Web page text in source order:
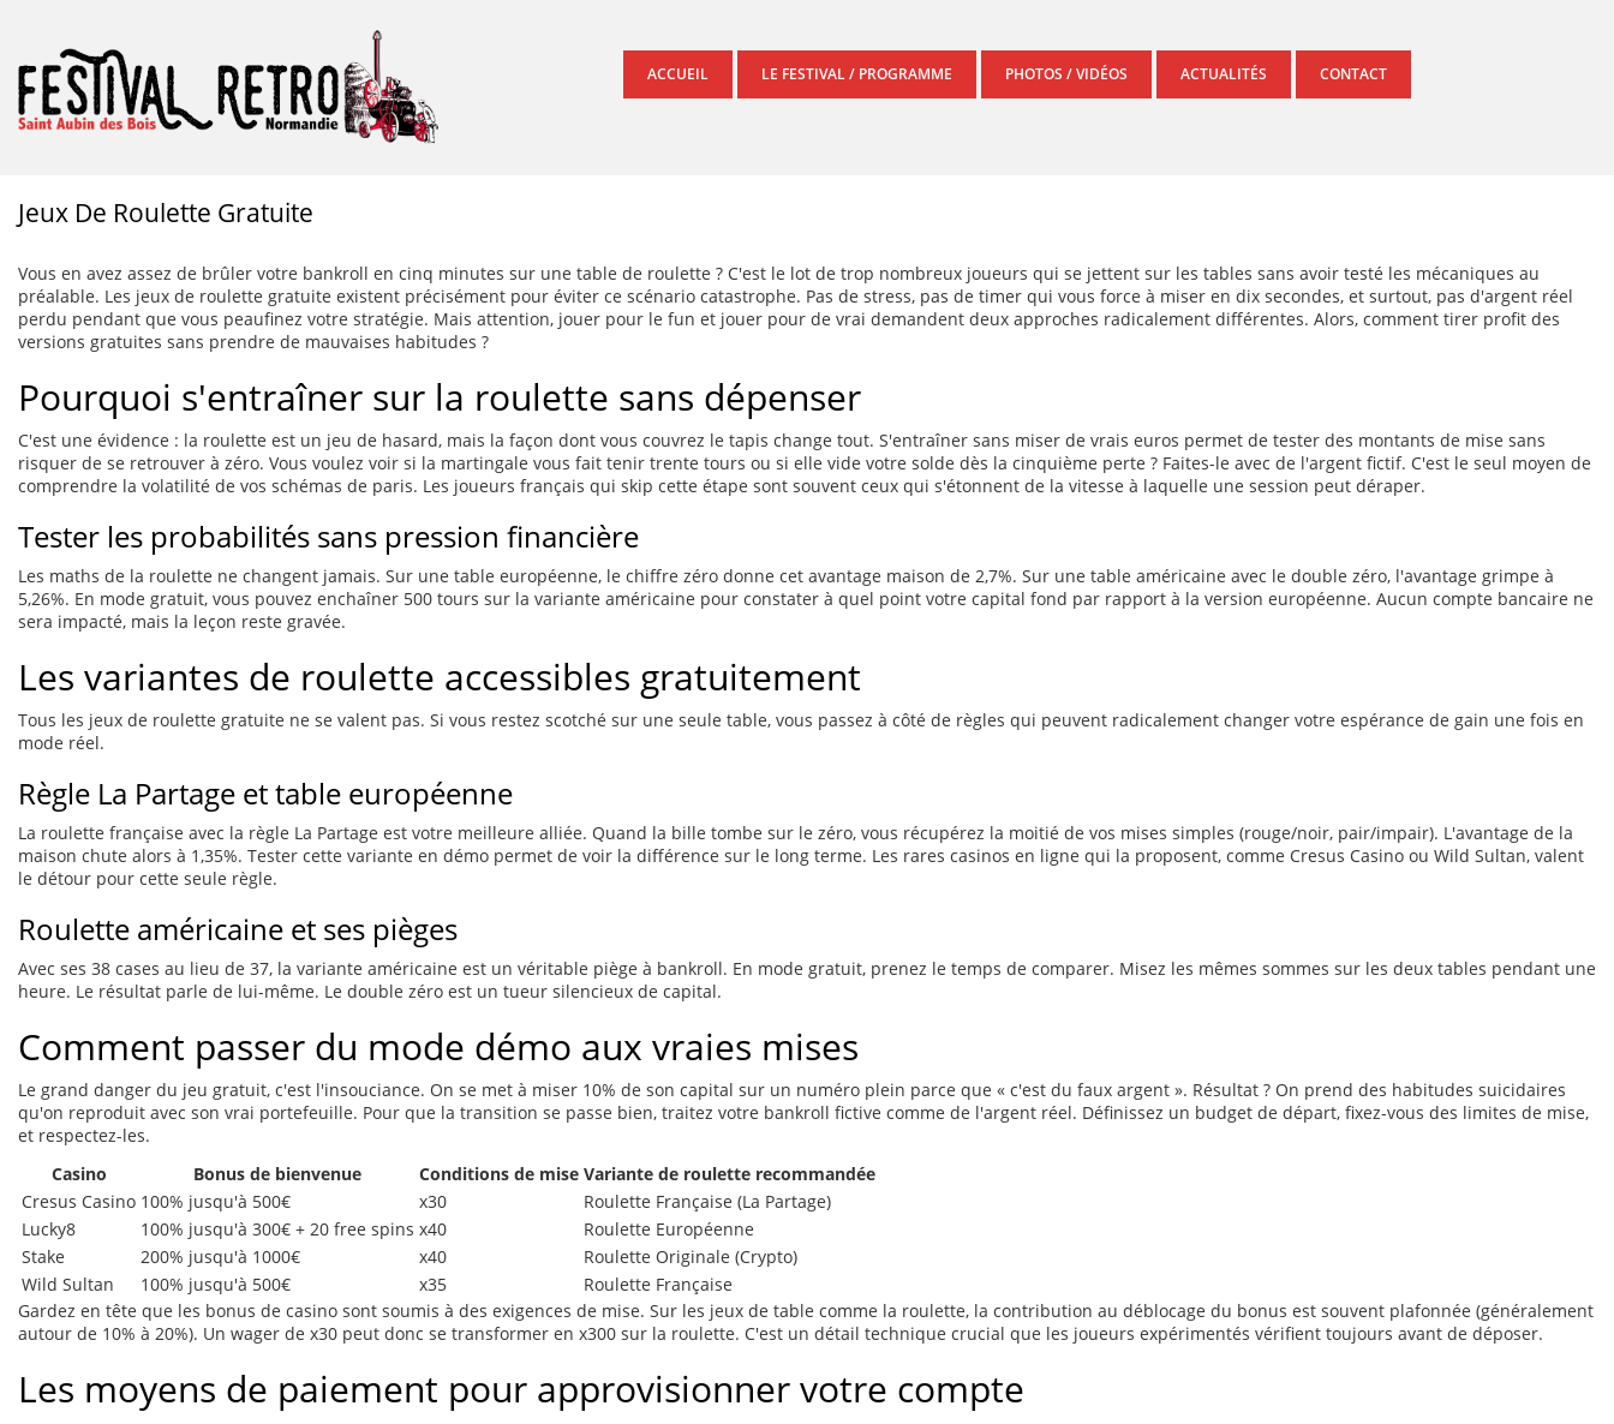
ACCUEIL LE FESTIVAL / PROGRAMME PHOTOS / VIDÉOS ACTUALITÉS CONTACT
Jeux De Roulette Gratuite
Vous en avez assez de brûler votre bankroll en cinq minutes sur une table de roulette ? C'est le lot de trop nombreux joueurs qui se jettent sur les tables sans avoir testé les mécaniques au
préalable. Les jeux de roulette gratuite existent précisément pour éviter ce scénario catastrophe. Pas de stress, pas de timer qui vous force à miser en dix secondes, et surtout, pas d'argent réel
perdu pendant que vous peaufinez votre stratégie. Mais attention, jouer pour le fun et jouer pour de vrai demandent deux approches radicalement différentes. Alors, comment tirer profit des
versions gratuites sans prendre de mauvaises habitudes ?
Pourquoi s'entraîner sur la roulette sans dépenser
C'est une évidence : la roulette est un jeu de hasard, mais la façon dont vous couvrez le tapis change tout. S'entraîner sans miser de vrais euros permet de tester des montants de mise sans
risquer de se retrouver à zéro. Vous voulez voir si la martingale vous fait tenir trente tours ou si elle vide votre solde dès la cinquième perte ? Faites-le avec de l'argent fictif. C'est le seul moyen de
comprendre la volatilité de vos schémas de paris. Les joueurs français qui skip cette étape sont souvent ceux qui s'étonnent de la vitesse à laquelle une session peut déraper.
Tester les probabilités sans pression financière
Les maths de la roulette ne changent jamais. Sur une table européenne, le chiffre zéro donne cet avantage maison de 2,7%. Sur une table américaine avec le double zéro, l'avantage grimpe à
5,26%. En mode gratuit, vous pouvez enchaîner 500 tours sur la variante américaine pour constater à quel point votre capital fond par rapport à la version européenne. Aucun compte bancaire ne
sera impacté, mais la leçon reste gravée.
Les variantes de roulette accessibles gratuitement
Tous les jeux de roulette gratuite ne se valent pas. Si vous restez scotché sur une seule table, vous passez à côté de règles qui peuvent radicalement changer votre espérance de gain une fois en
mode réel.
Règle La Partage et table européenne
La roulette française avec la règle La Partage est votre meilleure alliée. Quand la bille tombe sur le zéro, vous récupérez la moitié de vos mises simples (rouge/noir, pair/impair). L'avantage de la
maison chute alors à 1,35%. Tester cette variante en démo permet de voir la différence sur le long terme. Les rares casinos en ligne qui la proposent, comme Cresus Casino ou Wild Sultan, valent
le détour pour cette seule règle.
Roulette américaine et ses pièges
Avec ses 38 cases au lieu de 37, la variante américaine est un véritable piège à bankroll. En mode gratuit, prenez le temps de comparer. Misez les mêmes sommes sur les deux tables pendant une
heure. Le résultat parle de lui-même. Le double zéro est un tueur silencieux de capital.
Comment passer du mode démo aux vraies mises
Le grand danger du jeu gratuit, c'est l'insouciance. On se met à miser 10% de son capital sur un numéro plein parce que « c'est du faux argent ». Résultat ? On prend des habitudes suicidaires
qu'on reproduit avec son vrai portefeuille. Pour que la transition se passe bien, traitez votre bankroll fictive comme de l'argent réel. Définissez un budget de départ, fixez-vous des limites de mise,
et respectez-les.
Casino
Bonus de bienvenue Conditions de mise Variante de roulette recommandée
Cresus Casino 100% jusqu'à 500€ x30
Roulette Française (La Partage)
Lucky8
100% jusqu'à 300€ + 20 free spins x40
Roulette Européenne
Stake
200% jusqu'à 1000€ x40
Roulette Originale (Crypto)
Wild Sultan
100% jusqu'à 500€ x35
Roulette Française
Gardez en tête que les bonus de casino sont soumis à des exigences de mise. Sur les jeux de table comme la roulette, la contribution au déblocage du bonus est souvent plafonnée (généralement
autour de 10% à 20%). Un wager de x30 peut donc se transformer en x300 sur la roulette. C'est un détail technique crucial que les joueurs expérimentés vérifient toujours avant de déposer.
Les moyens de paiement pour approvisionner votre compte